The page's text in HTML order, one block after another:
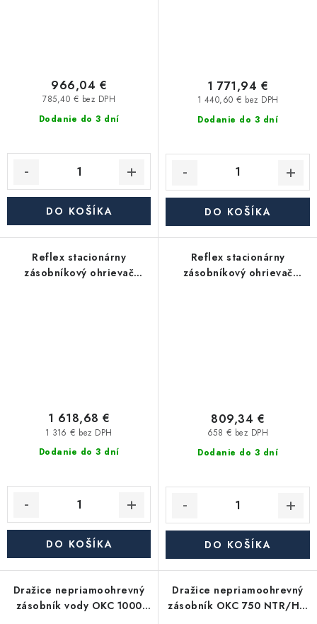
Dodanie do 3 dní
785,40 € bez DPH
966,04 €
DO KOŠÍKA
Dodanie do 3 dní
1 440,60 € bez DPH
1 771,94 €
DO KOŠÍKA
Reflex stacionárny
zásobníkový ohrievač
Dodanie do 3 dní
1 316 € bez DPH
1 618,68 €
DO KOŠÍKA
Reflex stacionárny
zásobníkový ohrievač
Dodanie do 3 dní
658 € bez DPH
809,34 €
DO KOŠÍKA
Dražice nepriamoohrevný
zásobník vody OKC 1000
Dražice nepriamoohrevný
zásobník OKC 750 NTR/HP,